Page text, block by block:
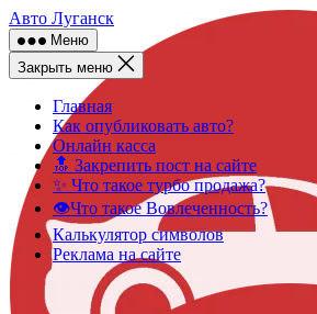
Skip
to
content
Авто Луганск
Меню
Закрыть меню
Главная
Как опубликовать авто?
Онлайн касса
🔝 Закрепить пост на сайте
✨ Что такое турбо продажа?
👁️Что такое Вовлеченность?
Калькулятор символов
Реклама на сайте